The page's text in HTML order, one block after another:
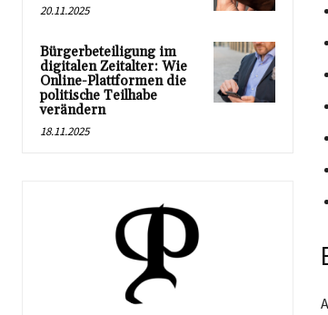
20.11.2025
Bürgerbeteiligung im
digitalen Zeitalter: Wie
Online-Plattformen die
politische Teilhabe
verändern
18.11.2025